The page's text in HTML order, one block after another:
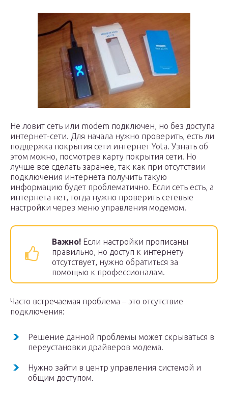
Не ловит сеть или modem подключен, но без доступа
интернет-сети. Для начала нужно проверить, есть ли
поддержка покрытия сети интернет Yota. Узнать об
этом можно, посмотрев карту покрытия сети. Но
лучше все сделать заранее, так как при отсутствии
подключения интернета получить такую
информацию будет проблематично. Если сеть есть, а
интернета нет, тогда нужно проверить сетевые
настройки через меню управления модемом.
Важно! Если настройки прописаны
правильно, но доступ к интернету
отсутствует, нужно обратиться за
помощью к профессионалам.
Часто встречаемая проблема – это отсутствие
подключения:
Решение данной проблемы может скрываться в
переустановки драйверов модема.
Нужно зайти в центр управления системой и
общим доступом.